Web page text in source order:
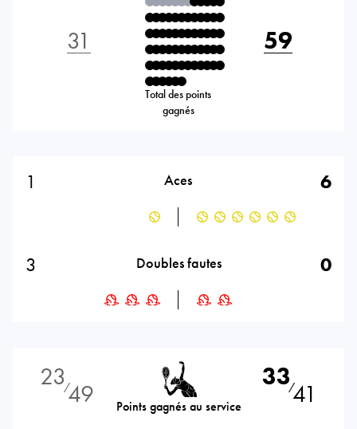
31
Total des points
gagnés
59
1 Aces 6
3 Doubles fautes 0
23⁄49 Points gagnés au service
33⁄41